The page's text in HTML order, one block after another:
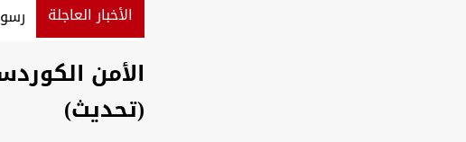
الأخبار العاجلة رسو
الأمن
(تحديث)